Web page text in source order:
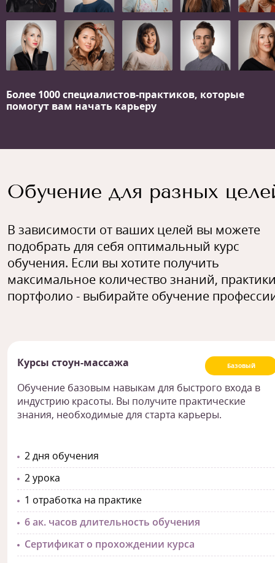
Более 1000 специалистов-практиков, которые
помогут вам начать карьеру
Обучение для разных
В зависимости от ваших целей вы можете
подобрать для себя оптимальный курс
обучения. Если вы хотите получить
максимальное количество знаний,
портфолио - выбирайте обучение
Базовый
Курсы стоун-массажа
Обучение базовым навыкам для быстрого входа в
индустрию красоты. Вы получите практические
знания, необходимые для старта карьеры.
2 дня обучения
2 урока
1 отработка на практике
6 ак. часов длительность обучения
Сертификат о прохождении курса